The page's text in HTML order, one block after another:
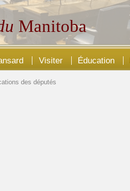
Manitoba
Visiter Éducation
des députés